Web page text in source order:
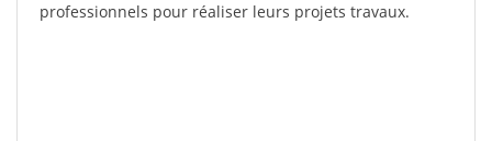
professionnels pour réaliser leurs projets travaux.